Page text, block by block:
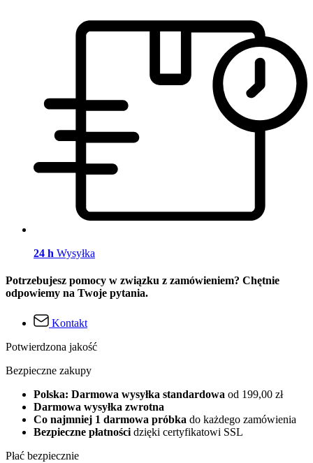
24 h Wysyłka
Potrzebujesz pomocy w związku z zamówieniem? Chętnie
odpowiemy na Twoje pytania.
Kontakt
Potwierdzona jakość
Bezpieczne zakupy
Polska: Darmowa wysyłka standardowa od 199,00 zł
Darmowa wysyłka zwrotna
Co najmniej 1 darmowa próbka do każdego zamówienia
Bezpieczne płatności dzięki certyfikatowi SSL
Płać bezpiecznie